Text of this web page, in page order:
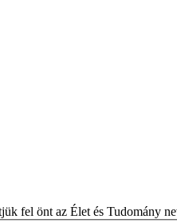
fel önt az Élet és Tudomány